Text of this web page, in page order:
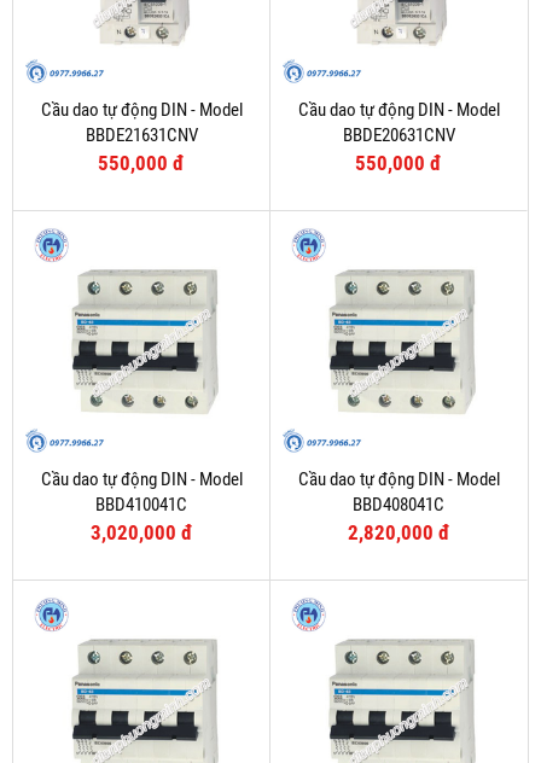
Cầu dao tự động DIN - Model
BBDE21631CNV
550,000 đ
Cầu dao tự động DIN - Model
BBDE20631CNV
550,000 đ
Cầu dao tự động DIN - Model
BBD410041C
3,020,000 đ
Cầu dao tự động DIN - Model
BBD408041C
2,820,000 đ